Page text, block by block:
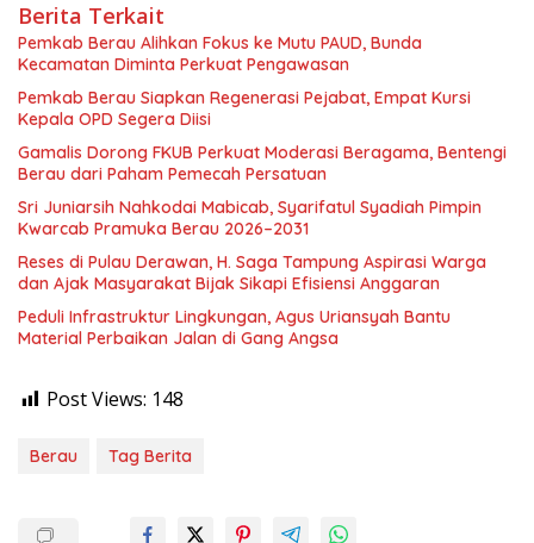
Berita Terkait
Pemkab Berau Alihkan Fokus ke Mutu PAUD, Bunda
Kecamatan Diminta Perkuat Pengawasan
Pemkab Berau Siapkan Regenerasi Pejabat, Empat Kursi
Kepala OPD Segera Diisi
Gamalis Dorong FKUB Perkuat Moderasi Beragama, Bentengi
Berau dari Paham Pemecah Persatuan
Sri Juniarsih Nahkodai Mabicab, Syarifatul Syadiah Pimpin
Kwarcab Pramuka Berau 2026–2031
Reses di Pulau Derawan, H. Saga Tampung Aspirasi Warga
dan Ajak Masyarakat Bijak Sikapi Efisiensi Anggaran
Peduli Infrastruktur Lingkungan, Agus Uriansyah Bantu
Material Perbaikan Jalan di Gang Angsa
Post Views: 148
Berau Tag Berita